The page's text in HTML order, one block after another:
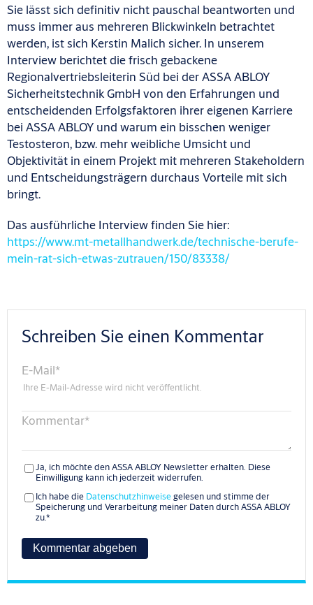
Sie lässt sich definitiv nicht pauschal beantworten und
muss immer aus mehreren Blickwinkeln betrachtet
werden, ist sich Kerstin Malich sicher. In unserem
Interview berichtet die frisch gebackene
Regionalvertriebsleiterin Süd bei der ASSA ABLOY
Sicherheitstechnik GmbH von den Erfahrungen und
entscheidenden Erfolgsfaktoren ihrer eigenen Karriere
bei ASSA ABLOY und warum ein bisschen weniger
Testosteron, bzw. mehr weibliche Umsicht und
Objektivität in einem Projekt mit mehreren Stakeholdern
und Entscheidungsträgern durchaus Vorteile mit sich
bringt.
Das ausführliche Interview finden Sie hier:
https://www.mt-metallhandwerk.de/technische-berufe-
mein-rat-sich-etwas-zutrauen/150/83338/
Schreiben Sie einen Kommentar
E-Mail*
Ihre E-Mail-Adresse wird nicht veröffentlicht.
Kommentar*
Ja, ich möchte den ASSA ABLOY Newsletter erhalten. Diese
Einwilligung kann ich jederzeit widerrufen.
Ich habe die Datenschutzhinweisegelesen und stimme der
Speicherung und Verarbeitung meiner Daten durch ASSA ABLOY
zu.*